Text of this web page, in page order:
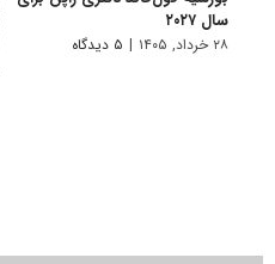
سال ۲۰۲۷
۲۸ خرداد, ۱۴۰۵ | ۵ دیدگاه